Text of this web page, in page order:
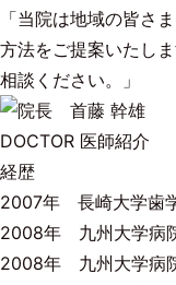
「当院は地域の皆さ
方法をご提案いたし
相談ください。」
DOCTOR 医師紹介
経歴
2007年 長崎大学歯
2008年 九州大学病
2008年 九州大学病